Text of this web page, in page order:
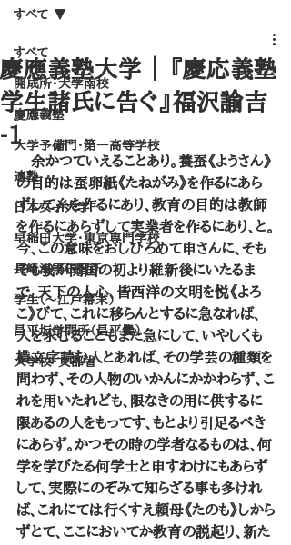
すべて
開成所・大学南校
慶應義塾
大学予備門・第一高等学校
適塾
日本女子大学
早稲田大学・東京専門学校
長崎海軍伝習所
学生（～江戸幕末）
昌平坂学問所（昌平黌）
大学校・文部省
すべて
慶應義塾大学 ｜ ​『慶応義塾
学生諸氏に告ぐ』福沢諭吉
-1
余かつていえることあり。養蚕《ようさん》
の目的は蚕卵紙《たねがみ》を作るにあら
ずして糸を作るにあり、教育の目的は教師
を作るにあらずして実業者を作るにあり、と。
今、この意味をおしひろめて申さんに、そも
そも我が開国の初より維新後にいたるま
で、天下の人心、皆西洋の文明を悦《よろ
こ》びて、これに移らんとするに急なれば、
人を求むることもまた急にして、いやしくも
横文字読む人とあれば、その学芸の種類を
問わず、その人物のいかんにかかわらず、こ
れを用いたれども、限なきの用に供するに
限あるの人をもってす、もとより引足るべき
にあらず。かつその時の学者なるものは、何
学を学びたる何学士と申すわけにもあらず
して、実際にのぞみて知らざる事も多けれ
ば、これにては行くすえ頼母《たのも》しから
ずとて、ここにおいてか教育の説起り、新た